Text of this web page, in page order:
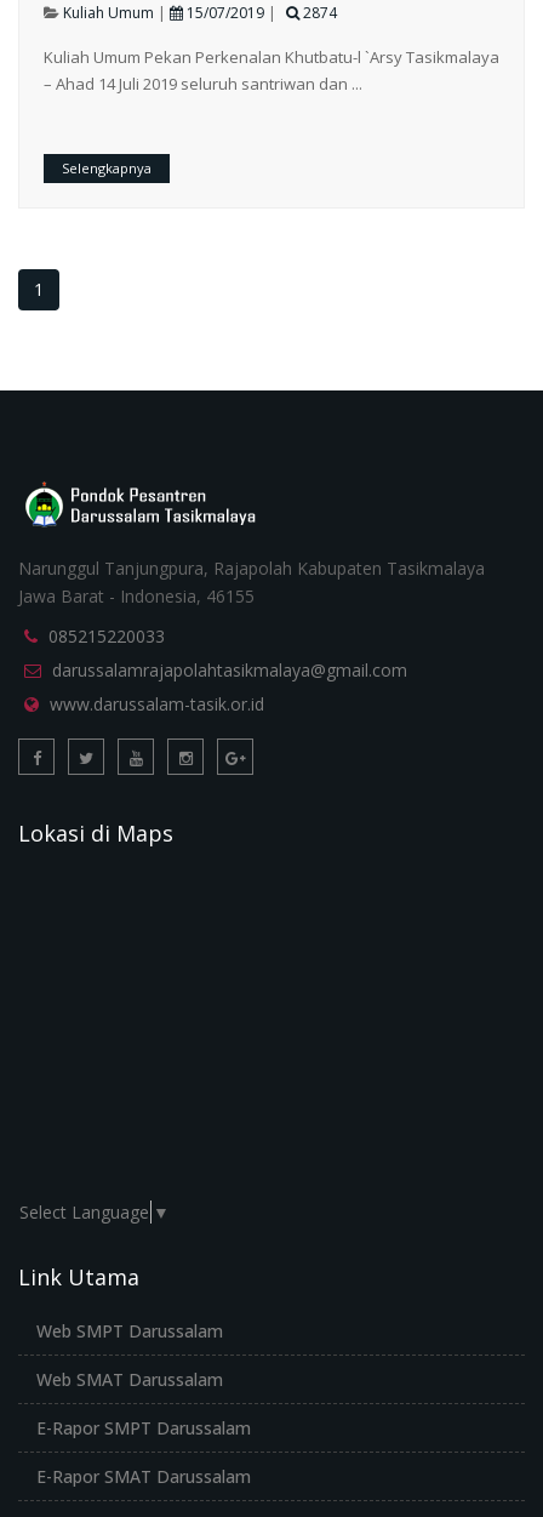
Kuliah Umum | 15/07/2019 | 2874
Kuliah Umum Pekan Perkenalan Khutbatu-l `Arsy Tasikmalaya
– Ahad 14 Juli 2019 seluruh santriwan dan ...
Selengkapnya
1
Narunggul Tanjungpura, Rajapolah Kabupaten Tasikmalaya
Jawa Barat - Indonesia, 46155
085215220033
darussalamrajapolahtasikmalaya@gmail.com
www.darussalam-tasik.or.id
Lokasi di Maps
Select Language ▼
Link Utama
Web SMPT Darussalam
Web SMAT Darussalam
E-Rapor SMPT Darussalam
E-Rapor SMAT Darussalam